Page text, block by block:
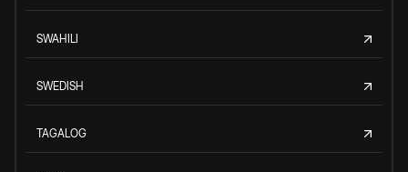
SWAHILI
SWEDISH
TAGALOG